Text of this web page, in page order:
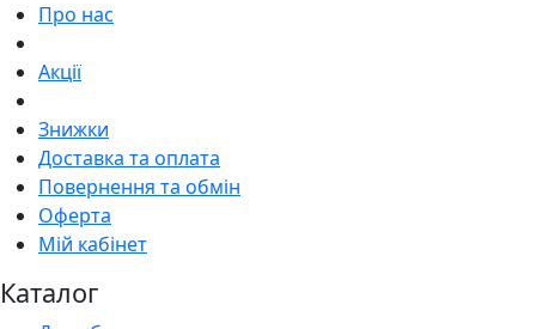
Про нас
Акції
Знижки
Доставка та оплата
Повернення та обмін
Оферта
Мій кабінет
Каталог